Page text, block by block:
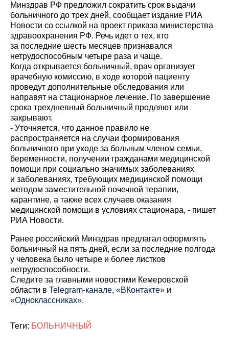
Минздрав РФ предложил сократить срок выдачи
больничного до трех дней, сообщает издание РИА
Новости со ссылкой на проект приказа министерства
здравоохранения РФ. Речь идет о тех, кто
за последние шесть месяцев признавался
нетрудоспособным четыре раза и чаще.
Когда открывается больничный, врач организует
врачебную комиссию, в ходе которой пациенту
проведут дополнительные обследования или
направят на стационарное лечение. По завершение
срока трехдневный больничный продляют или
закрывают.
- Уточняется, что данное правило не
распространяется на случаи формирования
больничного при уходе за больным членом семьи,
беременности, получении гражданами медицинской
помощи при социально значимых заболеваниях
и заболеваниях, требующих медицинской помощи
методом заместительной почечной терапии,
карантине, а также всех случаев оказания
медицинской помощи в условиях стационара, - пишет
РИА Новости.
Ранее российский Минздрав предлагал оформлять
больничный на пять дней, если за последние полгода
у человека было четыре и более листков
нетрудоспособности.
Cледите за главными новостями Кемеровской
области в Telegram-канале, «ВКонтакте» и
«Одноклассниках».
Теги: БОЛЬНИЧНЫЙ